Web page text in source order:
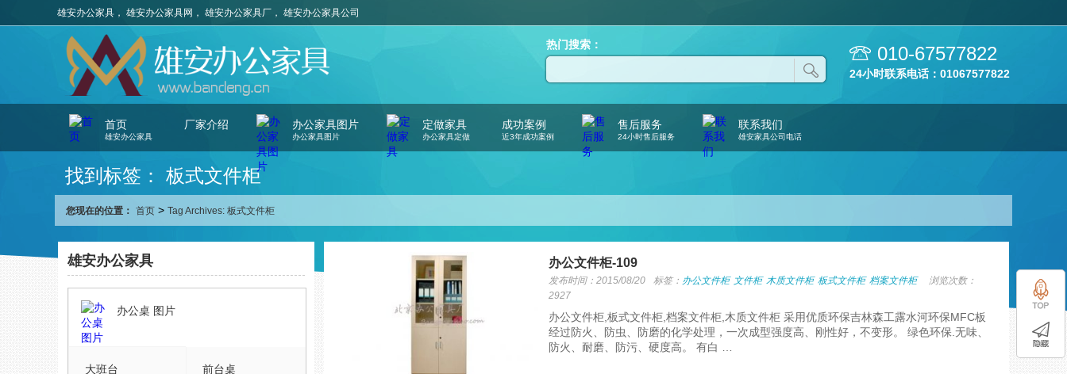
雄安办公家具， 雄安办公家具网， 雄安办公家具厂， 雄安办公家具公司
010-67577822
24小时联系电话：01067577822
热门搜索：
首页
雄安办公家具
厂家介绍 办公家具图片
办公家具图片
定做家具
办公家具定做
成功案例
近3年成功案例
售后服务
24小时售后服务
联系我们
雄安家具公司电话
找到标签： 板式文件柜
您现在的位置： 首页> Tag Archives: 板式文件柜
雄安办公家具
办公桌 图片
大班台 前台桌
办公文件柜-109
发布时间：2015/08/20 标签： 办公文件柜 文件柜 木质文件柜 板式文件柜 档案文件柜
浏览次数：
2927
办公文件柜,板式文件柜,档案文件柜,木质文件柜 采用优质环保吉林森工露水河环保MFC板
经过防火、防虫、防磨的化学处理，一次成型强度高、刚性好，不变形。 绿色环保.无味、
防火、耐磨、防污、硬度高。 有白 …